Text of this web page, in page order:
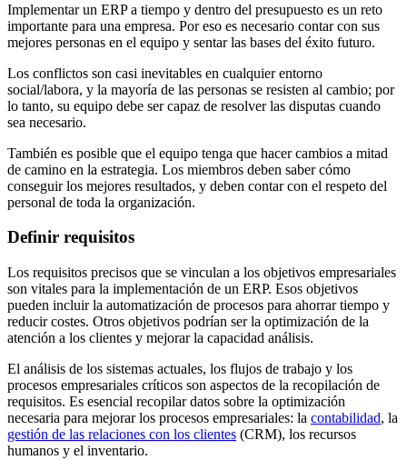
Implementar un ERP a tiempo y dentro del presupuesto es un reto
importante para una empresa. Por eso es necesario contar con sus
mejores personas en el equipo y sentar las bases del éxito futuro.
Los conflictos son casi inevitables en cualquier entorno
social/labora, y la mayoría de las personas se resisten al cambio; por
lo tanto, su equipo debe ser capaz de resolver las disputas cuando
sea necesario.
También es posible que el equipo tenga que hacer cambios a mitad
de camino en la estrategia. Los miembros deben saber cómo
conseguir los mejores resultados, y deben contar con el respeto del
personal de toda la organización.
Definir requisitos
Los requisitos precisos que se vinculan a los objetivos empresariales
son vitales para la implementación de un ERP. Esos objetivos
pueden incluir la automatización de procesos para ahorrar tiempo y
reducir costes. Otros objetivos podrían ser la optimización de la
atención a los clientes y mejorar la capacidad análisis.
El análisis de los sistemas actuales, los flujos de trabajo y los
procesos empresariales críticos son aspectos de la recopilación de
requisitos. Es esencial recopilar datos sobre la optimización
necesaria para mejorar los procesos empresariales: la contabilidad, la
gestión de las relaciones con los clientes (CRM), los recursos
humanos y el inventario.